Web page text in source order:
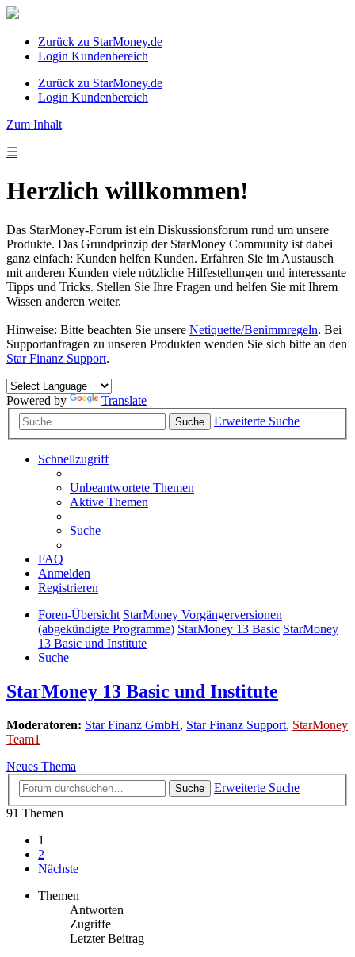
Zurück zu StarMoney.de
Login Kundenbereich
Zurück zu StarMoney.de
Login Kundenbereich
Zum Inhalt
☰
Herzlich willkommen!
Das StarMoney-Forum ist ein Diskussionsforum rund um unsere
Produkte. Das Grundprinzip der StarMoney Community ist dabei
ganz einfach: Kunden helfen Kunden. Erfahren Sie im Austausch
mit anderen Kunden viele nützliche Hilfestellungen und interessante
Tipps und Tricks. Stellen Sie Ihre Fragen und helfen Sie mit Ihrem
Wissen anderen weiter.
Hinweise: Bitte beachten Sie unsere Netiquette/Benimmregeln. Bei
Supportanfragen zu unseren Produkten wenden Sie sich bitte an den
Star Finanz Support.
Powered by Translate
Suche Erweiterte Suche
Schnellzugriff
Unbeantwortete Themen
Aktive Themen
Suche
FAQ
Anmelden
Registrieren
Foren-Übersicht StarMoney Vorgängerversionen
(abgekündigte Programme) StarMoney 13 Basic StarMoney
13 Basic und Institute
Suche
StarMoney 13 Basic und Institute
Moderatoren: Star Finanz GmbH, Star Finanz Support, StarMoney
Team1
Neues Thema
Suche
Erweiterte Suche
91 Themen
1
2
Nächste
Themen
Antworten
Zugriffe
Letzter Beitrag